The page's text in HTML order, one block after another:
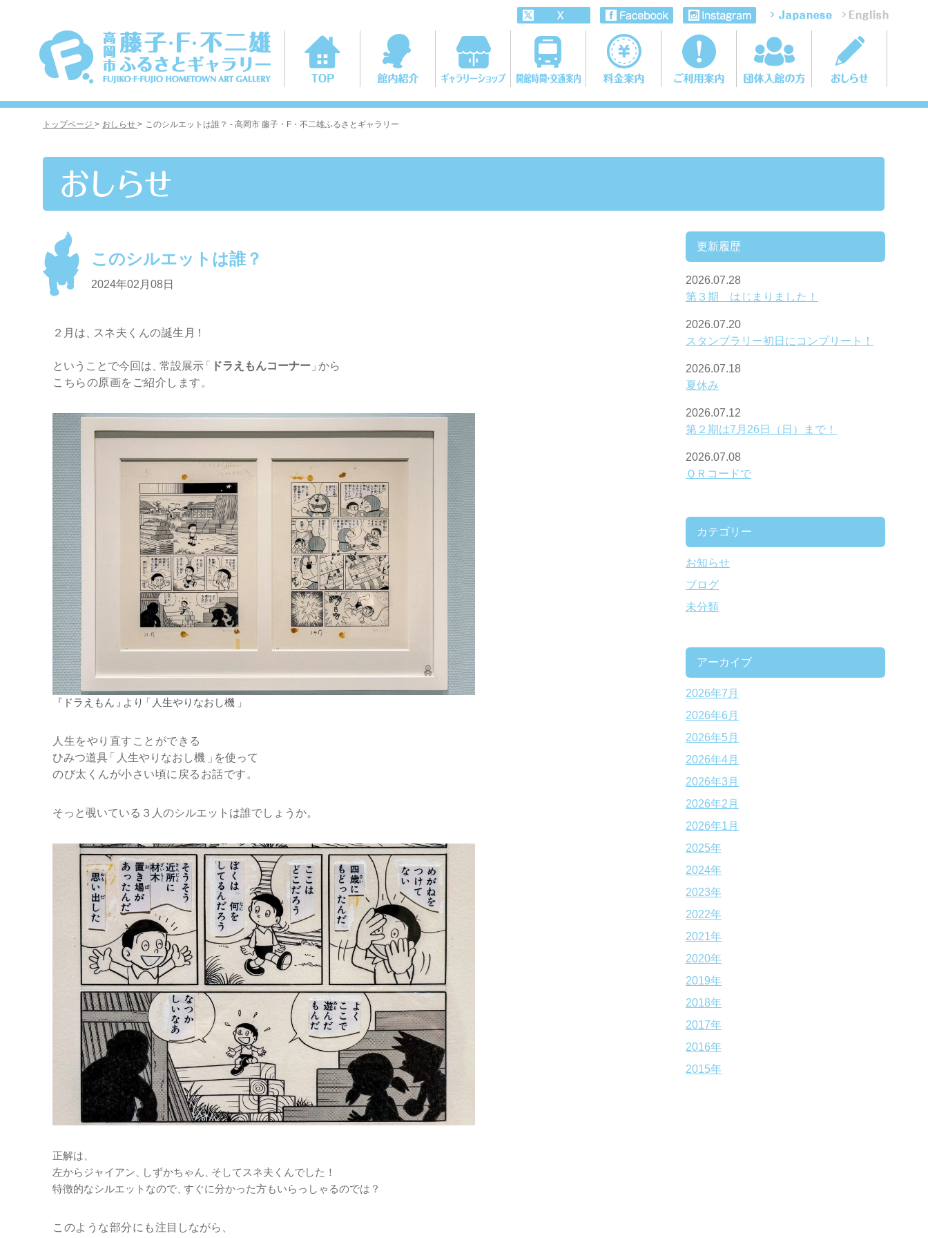
トップページ > おしらせ > このシルエットは誰？ - 高岡市 藤子・F・不二雄ふるさとギャラリー
このシルエットは誰？
2024年02月08日
２月は スネ夫くんの誕生 月 ！
ということで今回は 常設展示「 ドラえもんコーナー」 から
こちらの原画をご紹介します 。
『 ドラえもん 』 よ り「 人生やりなおし機 」
人生をやり直すことができる
ひみつ道具「 人生やりなおし機 」 を使って
のび太くんが小さい頃に戻るお話です 。
そっと覗いている３人のシルエットは誰でしょうか。
正解は、
左からジャイアン
しずかちゃん そしてスネ夫くんでした ！
特徴的なシルエットなので 、すぐに分かった方もいらっしゃるのでは ？
このような部分にも注目しながら
更新履歴
2026.07.28
第３期 はじまりました！
2026.07.20
スタンプラリー初日にコンプリート！
2026.07.18
夏休み
2026.07.12
第２期は7月26日（日）まで！
2026.07.08
ＱＲコードで
カテゴリー
お知らせ
ブログ
未分類
アーカイブ
2026年7月
2026年6月
2026年5月
2026年4月
2026年3月
2026年2月
2026年1月
2025年
2024年
2023年
2022年
2021年
2020年
2019年
2018年
2017年
2016年
2015年